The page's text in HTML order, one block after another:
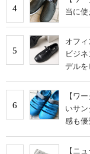
4
当に
5
オフ
ビジ
デルを
6
【ワ
いサ
感も優
【ニ